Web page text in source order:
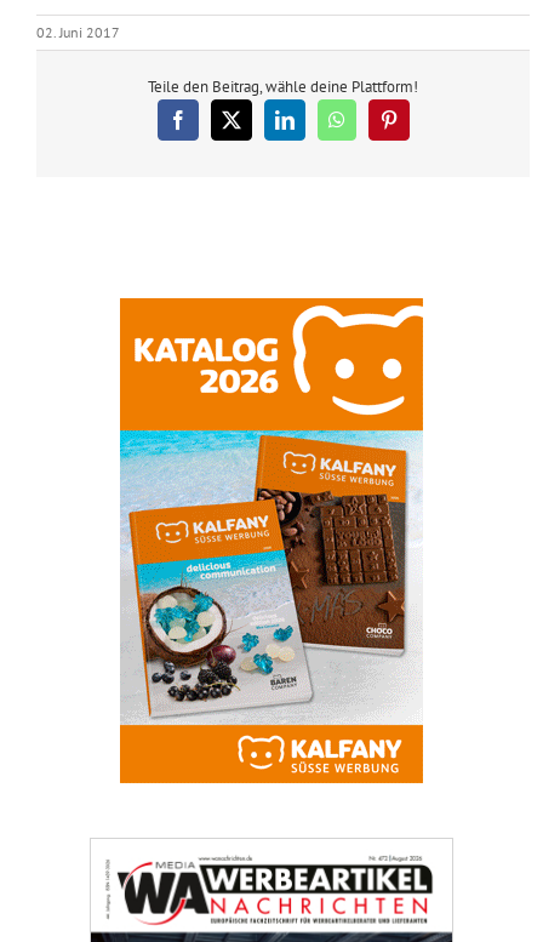
02. Juni 2017
Teile den Beitrag, wähle deine Plattform!
Facebook
X LinkedInWhatsAppPinterest